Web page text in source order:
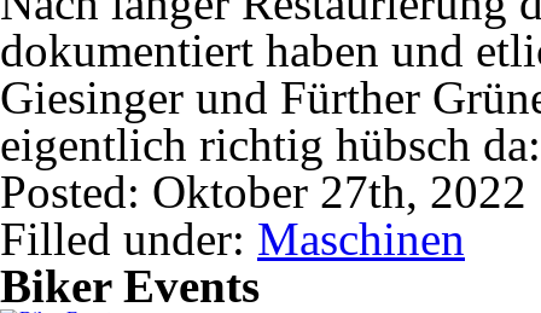
dokumentiert haben und
Giesinger und Fürther
eigentlich richtig hübsch
Posted: Oktober 27th,
Filled under: Maschinen
Biker Events